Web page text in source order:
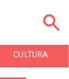
CULTURA